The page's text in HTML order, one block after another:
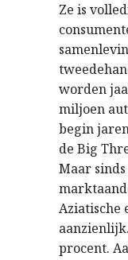
Ze is
worden
miljoen
begin
de Big
Maar
Aziatische
procent.